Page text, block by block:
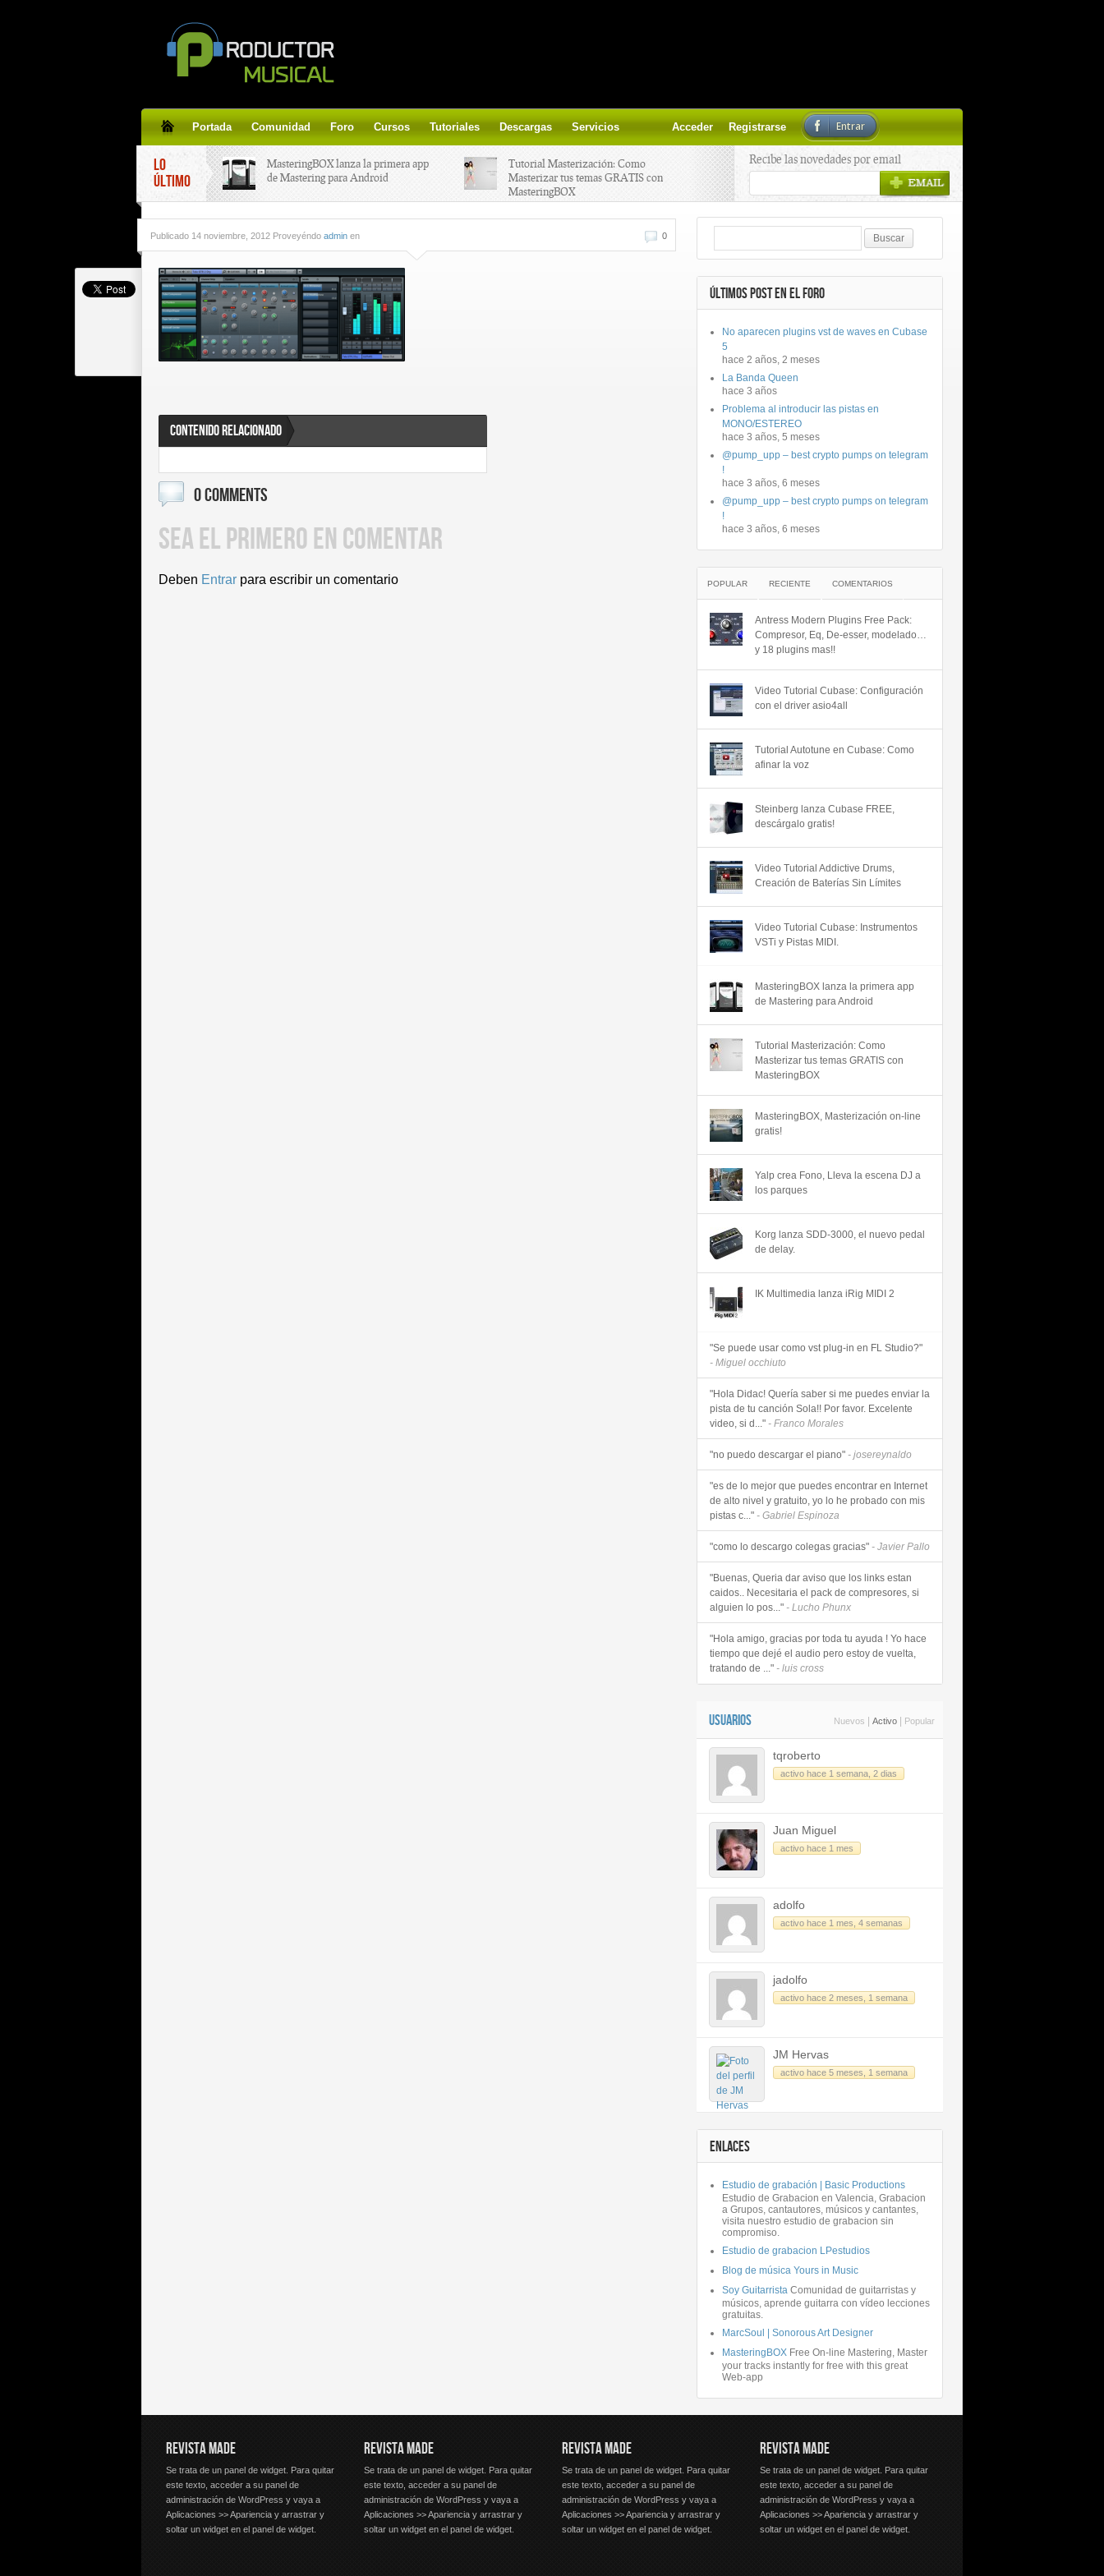
Portada Comunidad Foro Cursos Tutoriales Descargas Servicios Acceder Registrarse Entrar
LO
ÚLTIMO
MasteringBOX lanza la primera app
de Mastering para Android
Tutorial Masterización: Como
Masterizar tus temas GRATIS con
MasteringBOX
line gratis!
Yalp crea Fono, Lleva la escena DJ a
Korg lanza SDD-3000, el nuevo
pedal de delay.
Tutorial de CLA Effects, aprende a
aplicar efectos a tus voces.
Recibe las novedades por email
0
Publicado 14 noviembre, 2012 Proveyéndo admin en
CONTENIDO RELACIONADO
0 COMMENTS
SEA EL PRIMERO EN COMENTAR
Deben Entrar para escribir un comentario
ÚLTIMOS POST EN EL FORO
No aparecen plugins vst de waves en Cubase
5
hace 2 años, 2 meses
La Banda Queen
hace 3 años
Problema al introducir las pistas en
MONO/ESTEREO
hace 3 años, 5 meses
@pump_upp – best crypto pumps on telegram
!
hace 3 años, 6 meses
@pump_upp – best crypto pumps on telegram
!
hace 3 años, 6 meses
POPULAR RECIENTE COMENTARIOS
Antress Modern Plugins Free Pack:
Compresor, Eq, De-esser, modelado…
y 18 plugins mas!!
Video Tutorial Cubase: Configuración
con el driver asio4all
Tutorial Autotune en Cubase: Como
afinar la voz
Steinberg lanza Cubase FREE,
descárgalo gratis!
Video Tutorial Addictive Drums,
Creación de Baterías Sin Límites
Video Tutorial Cubase: Instrumentos
VSTi y Pistas MIDI.
MasteringBOX lanza la primera app
de Mastering para Android
Tutorial Masterización: Como
Masterizar tus temas GRATIS con
MasteringBOX
MasteringBOX, Masterización on-line
gratis!
Yalp crea Fono, Lleva la escena DJ a
los parques
Korg lanza SDD-3000, el nuevo pedal
de delay.
IK Multimedia lanza iRig MIDI 2
"Se puede usar como vst plug-in en FL Studio?"
- Miguel occhiuto
"Hola Didac! Quería saber si me puedes enviar la
pista de tu canción Sola!! Por favor. Excelente
video, si d..." - Franco Morales
"no puedo descargar el piano" - josereynaldo
"es de lo mejor que puedes encontrar en Internet
de alto nivel y gratuito, yo lo he probado con mis
pistas c..." - Gabriel Espinoza
"como lo descargo colegas gracias" - Javier Pallo
"Buenas, Queria dar aviso que los links estan
caidos.. Necesitaria el pack de compresores, si
alguien lo pos..." - Lucho Phunx
"Hola amigo, gracias por toda tu ayuda ! Yo hace
tiempo que dejé el audio pero estoy de vuelta,
tratando de ..." - luis cross
USUARIOS Nuevos Activo Popular
tqroberto
activo hace 1 semana, 2 dias
Juan Miguel
activo hace 1 mes
adolfo
activo hace 1 mes, 4 semanas
jadolfo
activo hace 2 meses, 1 semana
JM Hervas
activo hace 5 meses, 1 semana
ENLACES
Estudio de grabación | Basic Productions
Estudio de Grabacion en Valencia, Grabacion
a Grupos, cantautores, músicos y cantantes,
visita nuestro estudio de grabacion sin
compromiso.
Estudio de grabacion LPestudios
Blog de música Yours in Music
Soy Guitarrista Comunidad de guitarristas y
músicos, aprende guitarra con vídeo lecciones
gratuitas.
MarcSoul | Sonorous Art Designer
MasteringBOX Free On-line Mastering, Master
your tracks instantly for free with this great
Web-app
REVISTA MADE
Se trata de un panel de widget. Para quitar
este texto, acceder a su panel de
administración de WordPress y vaya a
Aplicaciones >> Apariencia y arrastrar y
soltar un widget en el panel de widget.
REVISTA MADE
Se trata de un panel de widget. Para quitar
este texto, acceder a su panel de
administración de WordPress y vaya a
Aplicaciones >> Apariencia y arrastrar y
soltar un widget en el panel de widget.
REVISTA MADE
Se trata de un panel de widget. Para quitar
este texto, acceder a su panel de
administración de WordPress y vaya a
Aplicaciones >> Apariencia y arrastrar y
soltar un widget en el panel de widget.
REVISTA MADE
Se trata de un panel de widget. Para quitar
este texto, acceder a su panel de
administración de WordPress y vaya a
Aplicaciones >> Apariencia y arrastrar y
soltar un widget en el panel de widget.